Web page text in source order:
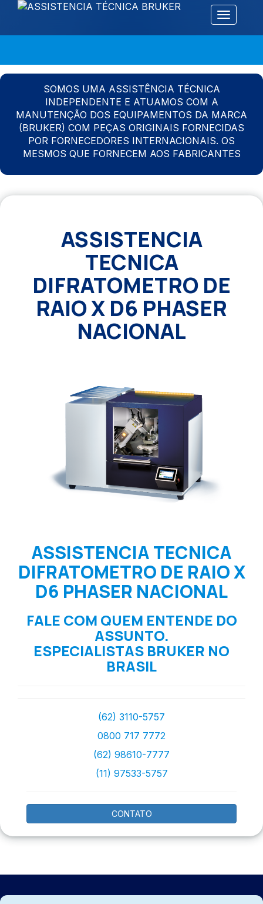
Alternar
SOMOS UMA ASSISTÊNCIA TÉCNICA
INDEPENDENTE E ATUAMOS COM A
MANUTENÇÃO DOS EQUIPAMENTOS DA MARCA
(BRUKER) COM PEÇAS ORIGINAIS FORNECIDAS
POR FORNECEDORES INTERNACIONAIS. OS
MESMOS QUE FORNECEM AOS FABRICANTES
ASSISTENCIA
TECNICA
DIFRATOMETRO DE
RAIO X D6 PHASER
NACIONAL
ASSISTENCIA TECNICA
DIFRATOMETRO DE RAIO X
D6 PHASER NACIONAL
FALE COM QUEM ENTENDE DO
ASSUNTO.
ESPECIALISTAS BRUKER NO
BRASIL
(62) 3110-5757
0800 717 7772
(62) 98610-7777
(11) 97533-5757
CONTATO